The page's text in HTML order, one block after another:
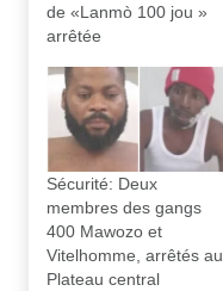
de «Lanmò 100 jou »
arrêtée
Sécurité: Deux
membres des gangs
400 Mawozo et
Vitelhomme, arrêtés au
Plateau central